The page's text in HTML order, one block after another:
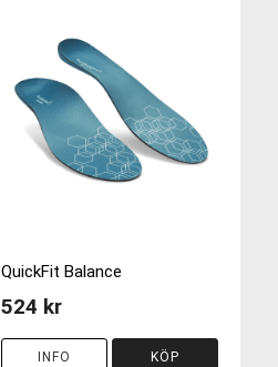
QuickFit Balance
524 kr
INFO KÖP